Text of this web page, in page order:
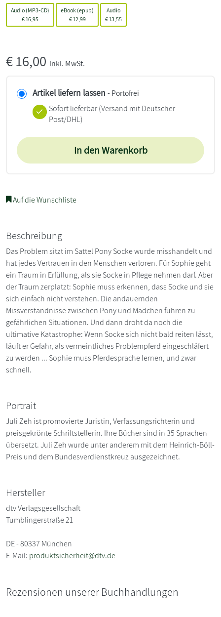
Audio (MP3-CD)
€ 16,95
eBook (epub)
€12,99
Audio
€ 13,55
€16,00 inkl. MwSt.
Artikel liefern lassen - Portofrei
Sofort lieferbar(Versand mit Deutscher
Post/DHL)
In den Warenkorb
Auf die Wunschliste
Beschreibung
Das Problem sitzt im Sattel Pony Socke wurde misshandelt und
hat jedes Vertrauen in den Menschen verloren. Für Sophie geht
ein Traum in Erfüllung, als sie Socke in Pflege nehmen darf. Aber
der Traum zerplatzt: Sophie muss erkennen, dass Socke und sie
sich einfach nicht verstehen. Die andauernden
Missverständnisse zwischen Pony und Mädchen führen zu
gefährlichen Situationen. Und dann droht da noch die
ultimative Katastrophe: Wenn Socke sich nicht bald reiten lässt,
läuft er Gefahr, als vermeintliches Problempferd eingeschläfert
zu werden ... Sophie muss Pferdesprache lernen, und zwar
schnell.
Portrait
Juli Zeh ist promovierte Juristin, Verfassungsrichterin und
preisgekrönte Schriftstellerin. Ihre Bücher sind in 35 Sprachen
übersetzt. Juli Zeh wurde unter anderem mit dem Heinrich-Böll-
Preis und dem Bundesverdienstkreuz ausgezeichnet.
Hersteller
dtv Verlagsgesellschaft
Tumblingerstraße 21
DE - 80337 München
E-Mail: produktsicherheit@dtv.de
Rezensionen unserer Buchhandlungen